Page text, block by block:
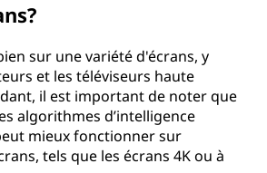
sur une variété d'écrans, y
et les téléviseurs haute
il est important de noter que
algorithmes d’intelligence
mieux fonctionner sur
tels que les écrans 4K ou à